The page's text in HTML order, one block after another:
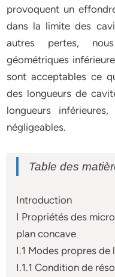
provoquent un
dans la limite des
autres pertes,
géométriques
sont acceptables ce
des longueurs de
longueurs
négligeables.
Table des
Introduction
I Propriétés des
plan concave
I.1 Modes propres
I.1.1 Condition de